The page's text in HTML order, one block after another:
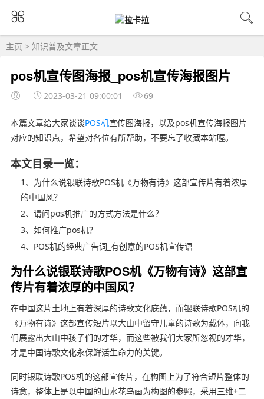
主页 > 知识普及文章正文
pos机宣传图海报_pos机宣传海报图片
2023-03-21 09:00:01 69
本篇文章给大家谈谈POS机宣传图海报，以及pos机宣传海报图片
对应的知识点，希望对各位有所帮助，不要忘了收藏本站喔。
本文目录一览：
1、为什么说银联诗歌POS机《万物有诗》这部宣传片有着浓厚
的中国风？
2、请问pos机推广的方式方法是什么？
3、如何推广pos机？
4、POS机的经典广告词_有创意的POS机宣传语
为什么说银联诗歌POS机《万物有诗》这部宣
传片有着浓厚的中国风？
在中国这片土地上有着深厚的诗歌文化底蕴，而银联诗歌POS机的
《万物有诗》这部宣传短片以大山中留守儿童的诗歌为载体，向我
们展露出大山中孩子们的才华，而这些被我们大家所忽视的才华，
才是中国诗歌文化永保鲜活生命力的关键。
同时银联诗歌POS机的这部宣传片，在构图上为了符合短片整体的
诗意，整体上是以中国的山水花鸟画为构图的参照，采用三维+二